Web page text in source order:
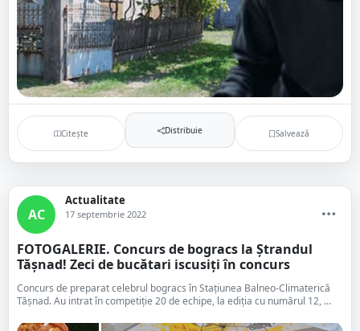
Citește Distribuie Salvează
AC
Actualitate
17 septembrie 2022
FOTOGALERIE. Concurs de bogracs la Ștrandul
Tășnad! Zeci de bucătari iscusiți în concurs
Concurs de preparat celebrul bogracs în Stațiunea Balneo-Climaterică
Tășnad. Au intrat în competiție 20 de echipe, la ediția cu numărul 12, ...